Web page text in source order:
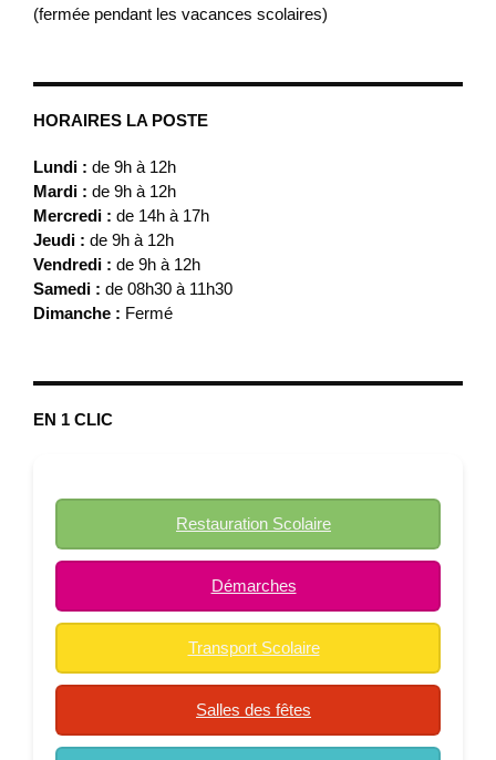
(fermée pendant les vacances scolaires)
HORAIRES LA POSTE
Lundi : de 9h à 12h
Mardi : de 9h à 12h
Mercredi : de 14h à 17h
Jeudi : de 9h à 12h
Vendredi : de 9h à 12h
Samedi : de 08h30 à 11h30
Dimanche : Fermé
EN 1 CLIC
Restauration Scolaire
Démarches
Transport Scolaire
Salles des fêtes